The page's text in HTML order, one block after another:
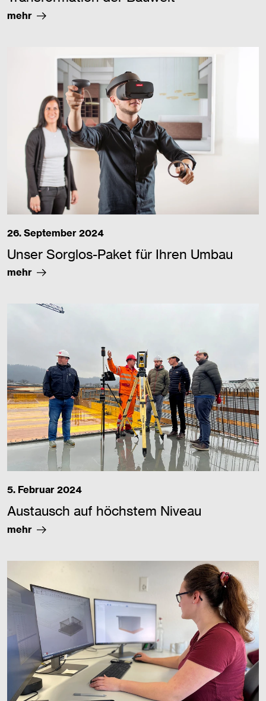
mehr
26. September 2024
Unser Sorglos-Paket für Ihren Umbau
mehr
5. Februar 2024
Austausch auf höchstem Niveau
mehr